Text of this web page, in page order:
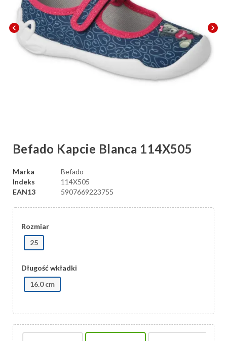
chevron_left chevron_right
Befado Kapcie Blanca 114X505
Marka
Befado
Indeks
114X505
EAN13
5907669223755
Rozmiar
25
Długość wkładki
16.0 cm